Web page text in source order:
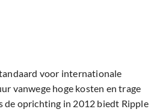
voor internationale
vanwege hoge kosten en trage
de oprichting in 2012 biedt Ripple